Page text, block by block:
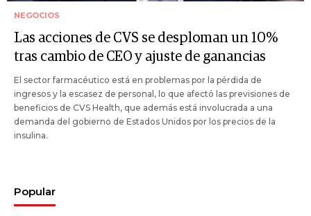
NEGOCIOS
Las acciones de CVS se desploman un 10%
tras cambio de CEO y ajuste de ganancias
El sector farmacéutico está en problemas por la pérdida de
ingresos y la escasez de personal, lo que afectó las previsiones de
beneficios de CVS Health, que además está involucrada a una
demanda del gobierno de Estados Unidos por los precios de la
insulina.
Popular